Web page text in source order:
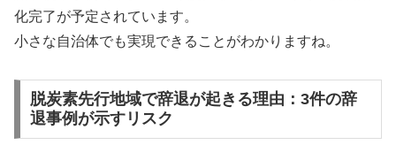
化完了が予定されています。
小さな自治体でも実現できることがわかりますね。
脱炭素先行地域で辞退が起きる理由：3件の辞
退事例が示すリスク